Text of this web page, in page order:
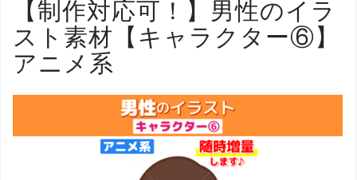
【制作対応可！】男性のイラ
スト素材【キャラクター⑥】
アニメ系